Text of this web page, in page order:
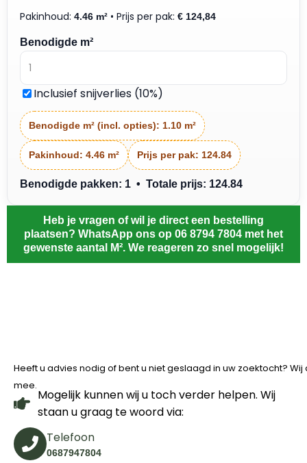
Pakinhoud: 4.46 m² • Prijs per pak: € 124,84
Benodigde m²
Inclusief snijverlies (10%)
Benodigde m² (incl. opties): 1.10 m²
Pakinhoud: 4.46 m² Prijs per pak: 124.84
Benodigde pakken: 1 • Totale prijs: 124.84
Heb je vragen of wil je direct een bestelling
plaatsen? WhatsApp ons op 06 8794 7804 met het
gewenste aantal M². We reageren zo snel mogelijk!
Heeft u advies nodig of bent u niet geslaagd in uw zoektocht?
mee.
Mogelijk kunnen wij u toch verder helpen. Wij
staan u graag te woord via:
Telefoon
0687947804